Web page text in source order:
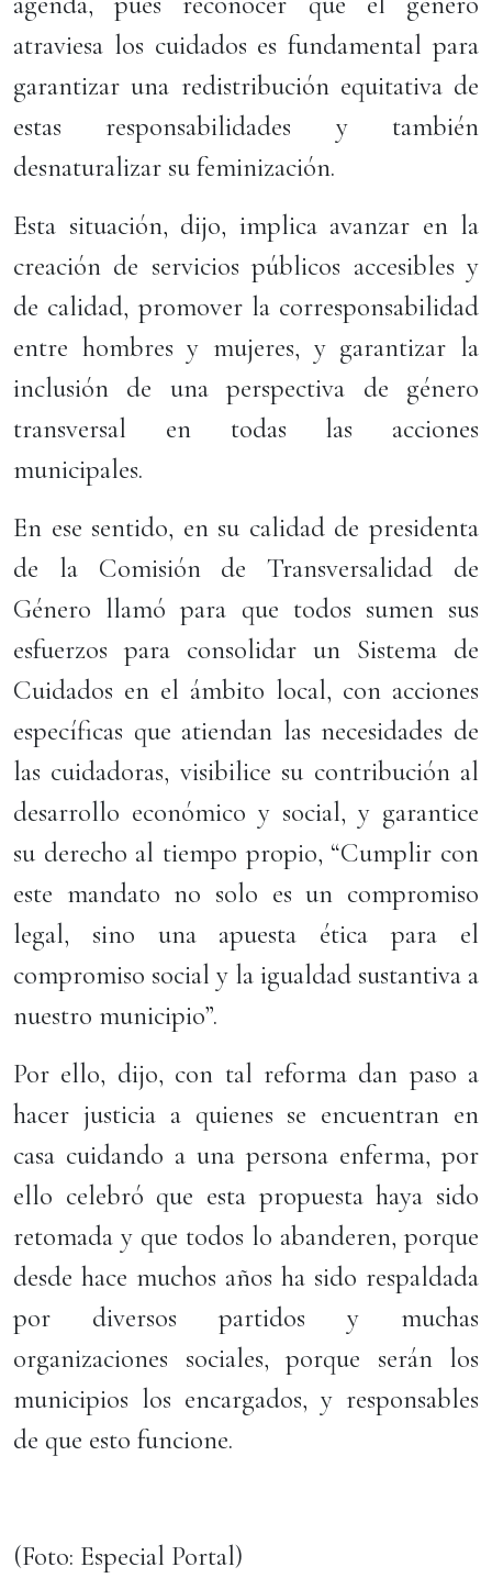
atraviesa los cuidados es fundamental para
garantizar una redistribución equitativa de
estas responsabilidades y también
desnaturalizar su feminización.
Esta situación, dijo, implica avanzar en la
creación de servicios públicos accesibles y
de calidad, promover la corresponsabilidad
entre hombres y mujeres, y garantizar la
inclusión de una perspectiva de género
transversal en todas las acciones
municipales.
En ese sentido, en su calidad de presidenta
de la Comisión de Transversalidad de
Género llamó para que todos sumen sus
esfuerzos para consolidar un Sistema de
Cuidados en el ámbito local, con acciones
específicas que atiendan las necesidades de
las cuidadoras, visibilice su contribución al
desarrollo económico y social, y garantice
su derecho al tiempo propio, “Cumplir con
este mandato no solo es un compromiso
legal, sino una apuesta ética para el
compromiso social y la igualdad sustantiva a
nuestro municipio”.
Por ello, dijo, con tal reforma dan paso a
hacer justicia a quienes se encuentran en
casa cuidando a una persona enferma, por
ello celebró que esta propuesta haya sido
retomada y que todos lo abanderen, porque
desde hace muchos años ha sido respaldada
por diversos partidos y muchas
organizaciones sociales, porque serán los
municipios los encargados, y responsables
de que esto funcione.
(Foto: Especial Portal)